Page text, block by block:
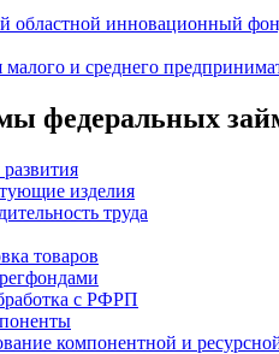
областной инновационный
и среднего
федеральных
изделия
труда
товаров
с РФРП
компонентной и